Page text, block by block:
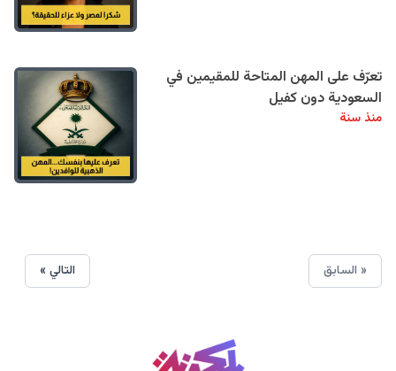
تعرّف على المهن المتاحة للمقيمين في
السعودية دون كفيل
منذ سنة
« السابق التالي »